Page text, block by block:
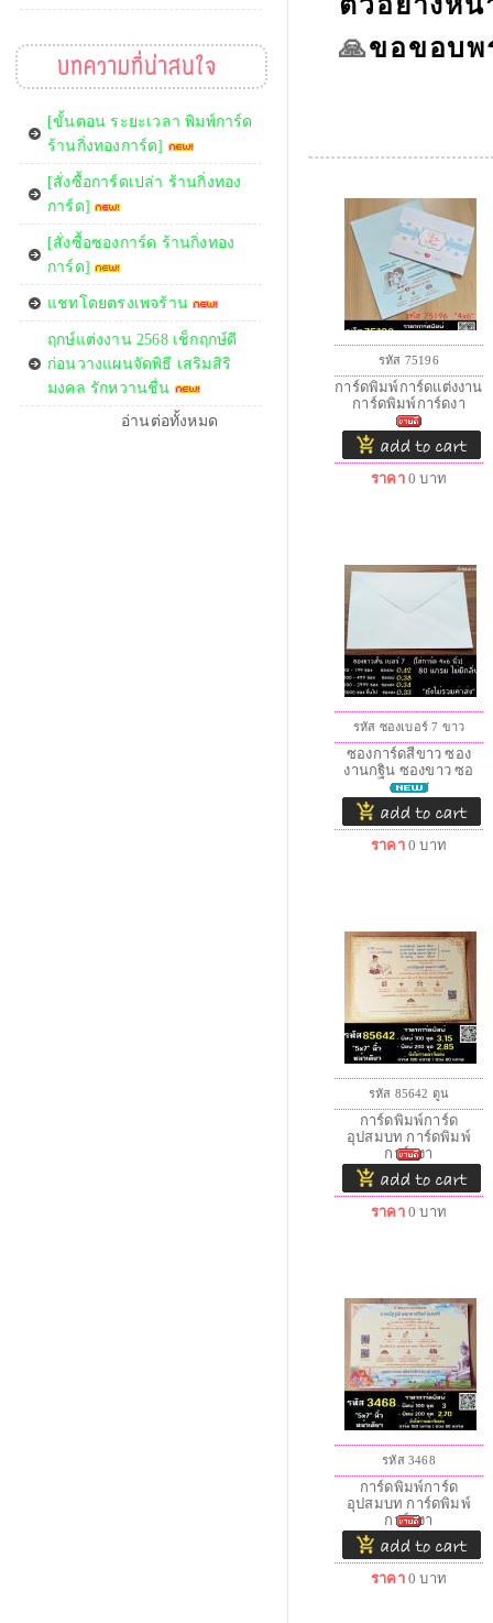
บทความที่น่าสนใจ
[ขั้นตอน ระยะเวลา พิมพ์การ์ด
ร้านกิ่งทองการ์ด]
[สั่งซื้อการ์ดเปล่า ร้านกิ่งทอง
การ์ด]
[สั่งซื้อซองการ์ด ร้านกิ่งทอง
การ์ด]
แชทโดยตรงเพจร้าน
ฤกษ์แต่งงาน 2568 เช็กฤกษ์ดี
ก่อนวางแผนจัดพิธี เสริมสิริ
มงคล รักหวานชื่น
อ่านต่อทั้งหมด
🙏ขอขอบ
รหัส 75196
การ์ดพิมพ์การ์ดแต่งงาน
การ์ดพิมพ์การ์ดงา
ราคา 0 บาท
รหัส ซองเบอร์ 7 ขาว
ซองการ์ดสีขาว ซอง
งานกฐิน ซองขาว ซอ
งงานศ
ราคา 0 บาท
รหัส 85642 ตูน
การ์ดพิมพ์การ์ด
อุปสมบท การ์ดพิมพ์
การ์ดงา
ราคา 0 บาท
รหัส 3468
การ์ดพิมพ์การ์ด
อุปสมบท การ์ดพิมพ์
การ์ดงา
ราคา 0 บาท